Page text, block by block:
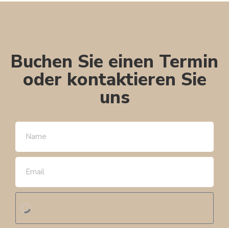
Buchen Sie einen Termin
oder kontaktieren Sie
uns